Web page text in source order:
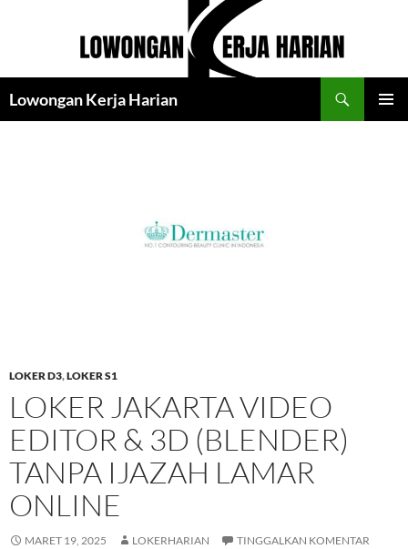
Lowongan Kerja Harian
LOKER D3,LOKER S1
LOKER JAKARTA VIDEO
EDITOR & 3D (BLENDER)
TANPA IJAZAH LAMAR
ONLINE
MARET 19, 2025 LOKERHARIAN TINGGALKAN KOMENTAR